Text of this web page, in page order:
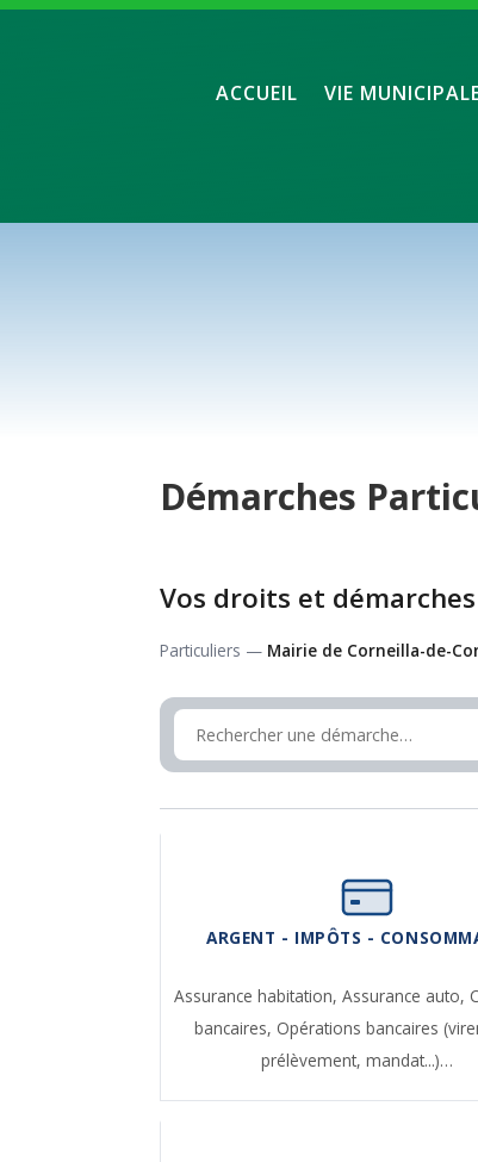
ACCUEIL VIE
Démarches
Vos droits et démarches
Particuliers — Mairie de Corneilla-de-
ARGENT - IMPÔTS -
Assurance habitation,Assurance auto,
bancaires, Opérations bancaires
prélèvement, mandat...)…